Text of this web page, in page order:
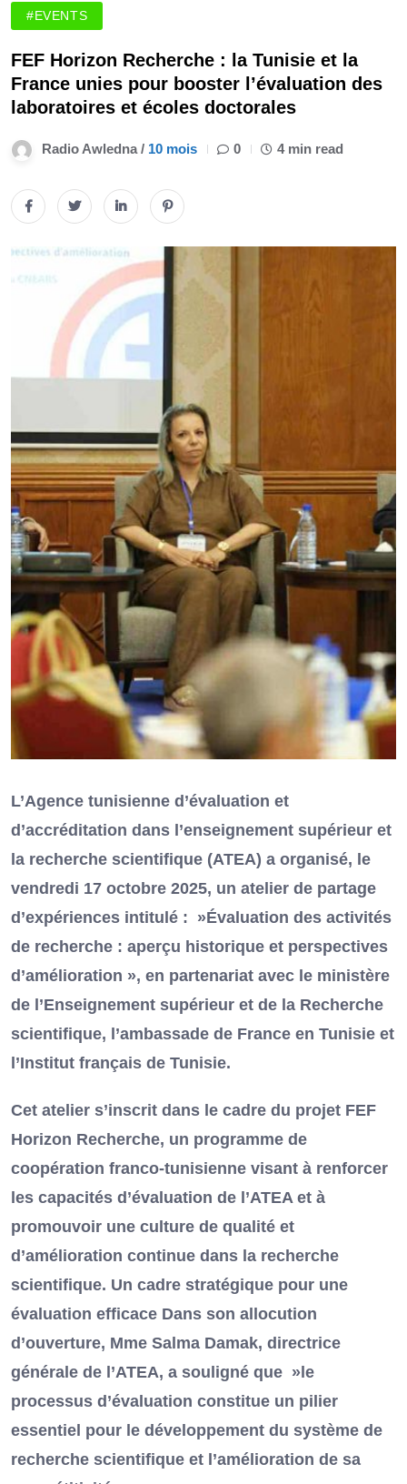
#EVENTS
FEF Horizon Recherche : la Tunisie et la
France unies pour booster l’évaluation des
laboratoires et écoles doctorales
Radio Awledna / 10 mois 0 4 min read
L’Agence tunisienne d’évaluation et
d’accréditation dans l’enseignement supérieur et
la recherche scientifique (ATEA) a organisé, le
vendredi 17 octobre 2025, un atelier de partage
d’expériences intitulé : »Évaluation des activités
de recherche : aperçu historique et perspectives
d’amélioration », en partenariat avec le ministère
de l’Enseignement supérieur et de la Recherche
scientifique, l’ambassade de France en Tunisie et
l’Institut français de Tunisie.
Cet atelier s’inscrit dans le cadre du projet FEF
Horizon Recherche, un programme de
coopération franco-tunisienne visant à renforcer
les capacités d’évaluation de l’ATEA et à
promouvoir une culture de qualité et
d’amélioration continue dans la recherche
scientifique. Un cadre stratégique pour une
évaluation efficace Dans son allocution
d’ouverture, Mme Salma Damak, directrice
générale de l’ATEA, a souligné que »le
processus d’évaluation constitue un pilier
essentiel pour le développement du système de
recherche scientifique et l’amélioration de sa